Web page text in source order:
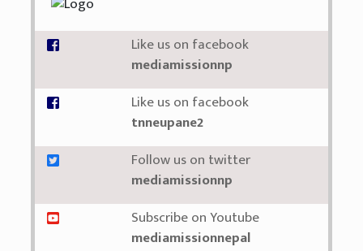
Like us on facebook
mediamissionnp
Like us on facebook
tnneupane2
Follow us on twitter
mediamissionnp
Subscribe on Youtube
mediamissionnepal